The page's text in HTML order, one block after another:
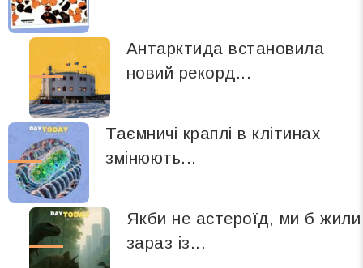
Антарктида встановила
новий рекорд...
Таємничі краплі в клітинах
змінюють...
Якби не астероїд, ми б жили
зараз із...